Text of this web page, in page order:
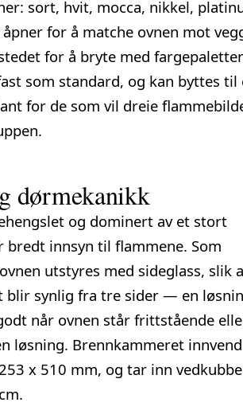
sort, hvit, mocca, nikkel,
for å matche ovnen mot
for å bryte med
som standard, og kan byttes til
for de som vil dreie
dørmekanikk
og dominert av et stort
bredt innsyn til flammene. Som
utstyres med sideglass, slik
blir synlig fra tre sider — en
når ovnen står frittstående
løsning. Brennkammeret
x 510 mm, og tar inn